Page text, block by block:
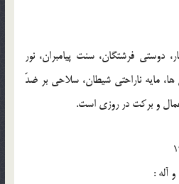
دوستى فرشتگان، سنت پيامبران، نور
مايه ناراحتى شيطان، سلاحى بر ضدّ
و بركت در روزى است.